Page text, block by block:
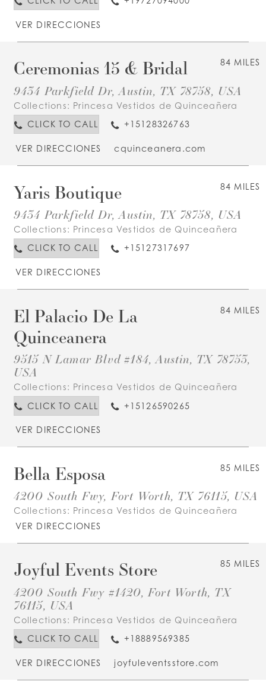
VER DIRECCIONES
84 MILES
Ceremonias 15 & Bridal
9434 Parkfield Dr, Austin, TX 78758, USA
Collections: Princesa Vestidos de Quinceañera
CLICK TO CALL
+15128326763
VER DIRECCIONES cquinceanera.com
84 MILES
Yaris Boutique
9434 Parkfield Dr, Austin, TX 78758, USA
Collections: Princesa Vestidos de Quinceañera
CLICK TO CALL
+15127317697
VER DIRECCIONES
84 MILES
El Palacio De La
Quinceanera
9515 N Lamar Blvd #184, Austin, TX 78753,
USA
Collections: Princesa Vestidos de Quinceañera
CLICK TO CALL
+15126590265
VER DIRECCIONES
85 MILES
Bella Esposa
4200 South Fwy, Fort Worth, TX 76115, USA
Collections: Princesa Vestidos de Quinceañera
VER DIRECCIONES
85 MILES
Joyful Events Store
4200 South Fwy #1420, Fort Worth, TX
76115, USA
Collections: Princesa Vestidos de Quinceañera
CLICK TO CALL
+18889569385
VER DIRECCIONES joyfuleventsstore.com